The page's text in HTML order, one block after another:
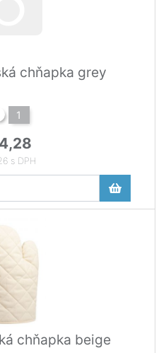
chňapka grey
1
s DPH
chňapka beige